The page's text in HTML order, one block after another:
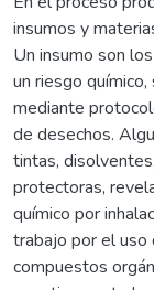
insumos y
Un insumo son
un riesgo
mediante
de desechos.
tintas,
protectoras,
químico por
trabajo por el uso
compuestos